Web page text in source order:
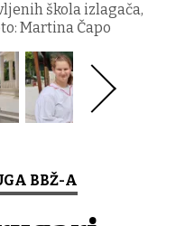
škola izlagača,
Martina Čapo
BBŽ-A